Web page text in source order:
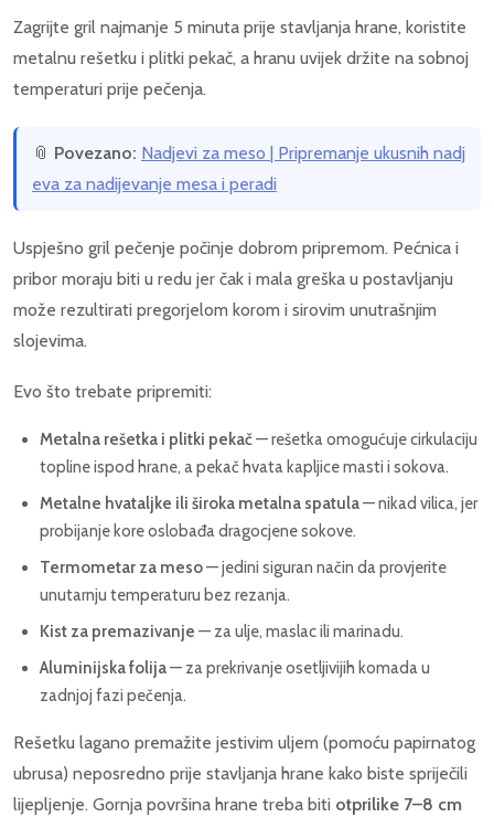
Zagrijte gril najmanje 5 minuta prije stavljanja hrane, koristite
metalnu rešetku i plitki pekač, a hranu uvijek držite na sobnoj
temperaturi prije pečenja.
📎 Povezano: Nadjevi za meso | Pripremanje ukusnih nadj
eva za nadijevanje mesa i peradi
Uspješno gril pečenje počinje dobrom pripremom. Pećnica i
pribor moraju biti u redu jer čak i mala greška u postavljanju
može rezultirati pregorjelom korom i sirovim unutrašnjim
slojevima.
Evo što trebate pripremiti:
Metalna rešetka i plitki pekač— rešetka omogućuje cirkulaciju
topline ispod hrane, a pekač hvata kapljice masti i sokova.
Metalne hvataljke ili široka metalna spatula— nikad vilica, jer
probijanje kore oslobađa dragocjene sokove.
Termometar za meso— jedini siguran način da provjerite
unutarnju temperaturu bez rezanja.
Kist za premazivanje — za ulje, maslac ili marinadu.
Aluminijska folija— za prekrivanje osetljivijih komada u
zadnjoj fazi pečenja.
Rešetku lagano premažite jestivim uljem (pomoću papirnatog
ubrusa) neposredno prije stavljanja hrane kako biste spriječili
lijepljenje. Gornja površina hrane treba biti otprilike 7–8 cm